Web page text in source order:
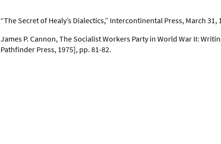
“The Secret of Healy’s Dialectics,” Intercontinental Press, March 31,
James P. Cannon, The Socialist Workers Party in World War II:
Pathfinder Press, 1975], pp. 81-82.